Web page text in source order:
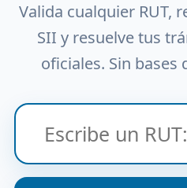
Valida cualquier RUT,
SII y resuelve tus
oficiales. Sin bases